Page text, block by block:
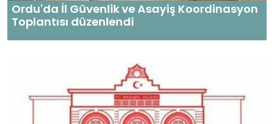
Ordu'da İl Güvenlik ve Asayiş Koordinasyon
Toplantısı düzenlendi